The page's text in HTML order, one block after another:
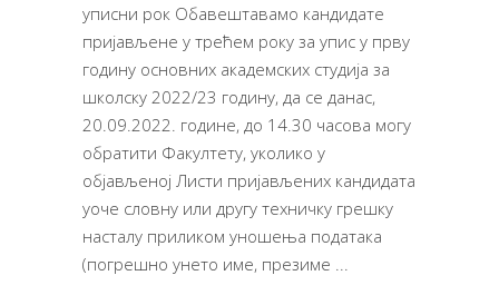
уписни рок Обавештавамо кандидате
пријављене у трећем року за упис у прву
годину основних академских студија за
школску 2022/23 годину, да се данас,
20.09.2022. године, до 14.30 часова могу
обратити Факултету, уколико у
објављеној Листи пријављених кандидата
уоче словну или другу техничку грешку
насталу приликом уношења података
(погрешно унето име, презиме